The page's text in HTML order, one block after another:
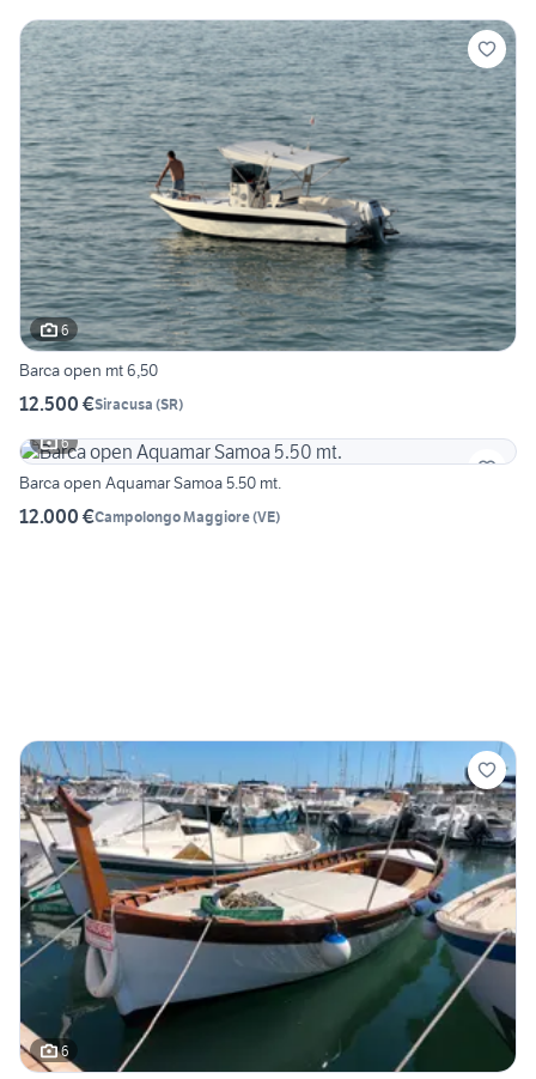
6
Barca open mt 6,50
12.500 €Siracusa (SR)
6
Barca open Aquamar Samoa 5.50 mt.
12.000 €Campolongo Maggiore(VE)
6